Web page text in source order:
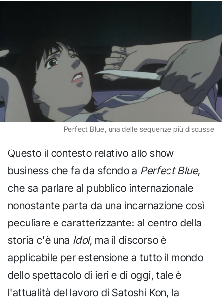
Perfect Blue, una delle sequenze più discusse
Questo il contesto relativo allo show
business che fa da sfondo a Perfect Blue,
che sa parlare al pubblico internazionale
nonostante parta da una incarnazione così
peculiare e caratterizzante: al centro della
storia c'è una Idol, ma il discorso è
applicabile per estensione a tutto il mondo
dello spettacolo di ieri e di oggi, tale è
l'attualità del lavoro di Satoshi Kon, la